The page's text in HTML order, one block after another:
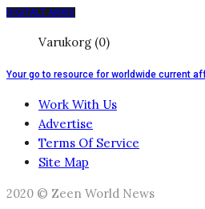
DIGITALT ARKIV
Varukorg (0)
Your go to resource for worldwide current
Work With Us
Advertise
Terms Of Service
Site Map
2020 © Zeen World News